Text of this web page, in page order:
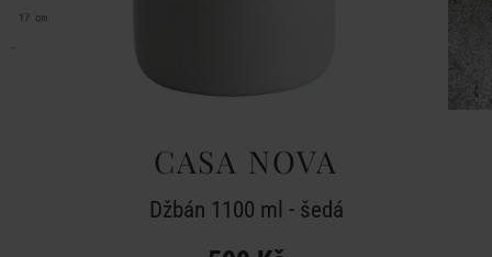
CASA NOVA
Džbán 1100 ml - šedá